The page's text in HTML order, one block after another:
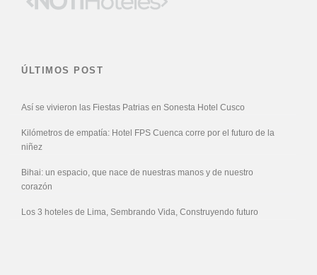
ÚLTIMOS POST
Así se vivieron las Fiestas Patrias en Sonesta Hotel Cusco
Kilómetros de empatía: Hotel FPS Cuenca corre por el futuro de la
niñez
Bihai: un espacio, que nace de nuestras manos y de nuestro
corazón
Los 3 hoteles de Lima, Sembrando Vida, Construyendo futuro